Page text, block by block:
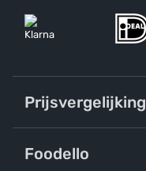
Prijsvergelijking
Foodello